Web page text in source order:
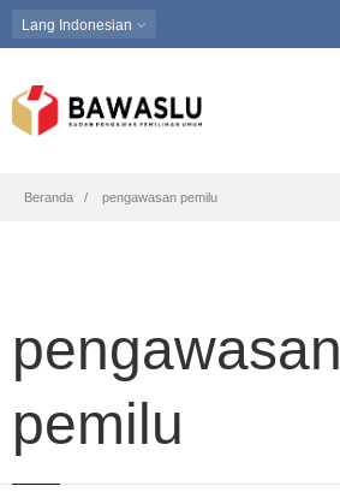
Lang Indonesian
Breadcrumb
Beranda pengawasan pemilu
pengawasan
pemilu